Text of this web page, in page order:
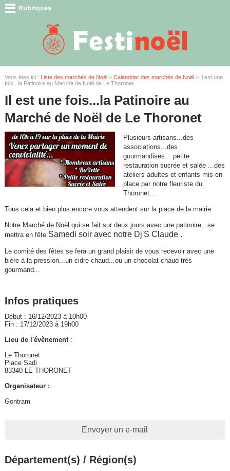
Vous êtes ici : Liste des marchés de Noël> Calendrier des marchés de Noël> Il est une
fois...la Patinoire au Marché de Noël de Le Thoronet
Il est une fois...la Patinoire au
Marché de Noël de Le Thoronet
Plusieurs artisans...des
associations...des
gourmandises....petite
restauration sucrée et salée ...des
ateliers adultes et enfants mis en
place par notre fleuriste du
Thoronet...
Tous cela et bien plus encore vous attendent sur la place de la mairie .
Notre Marché de Noël qui se fait sur deux jours avec une patinoire...se
mettra en fête Samedi soir avec notre Dj'S Claude .
Le comité des fêtes se fera un grand plaisir de vous recevoir avec une
bière à la pression...un cidre chaud...ou un chocolat chaud très
gourmand...
Infos pratiques
Début : 16/12/2023 à 10h00
Fin : 17/12/2023 à 19h00
Lieu de l'évènement:
Le Thoronet
Place Sadi
83340 LE THORONET
Organisateur :
Gontram
Envoyer un e-mail
Département(s) / Région(s)